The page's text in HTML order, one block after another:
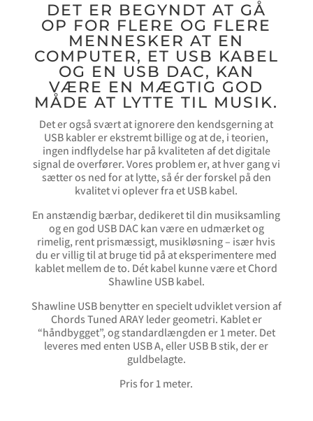
DET ER BEGYNDT AT GÅ
OP FOR FLERE OG FLERE
MENNESKER AT EN
COMPUTER, ET USB KABEL
OG EN USB DAC, KAN
VÆRE EN MÆGTIG GOD
MÅDE AT LYTTE TIL MUSIK.
Det er også svært at ignorere den kendsgerning at
USB kabler er ekstremt billige og at de, i teorien,
ingen indflydelse har på kvaliteten af det digitale
signal de overfører. Vores problem er, at hver gang vi
sætter os ned for at lytte, så ér der forskel på den
kvalitet vi oplever fra et USB kabel.
En anstændig bærbar, dedikeret til din musiksamling
og en god USB DAC kan være en udmærket og
rimelig, rent prismæssigt, musikløsning – især hvis
du er villig til at bruge tid på at eksperimentere med
kablet mellem de to. Dét kabel kunne være et Chord
Shawline USB kabel.
Shawline USB benytter en specielt udviklet version af
Chords Tuned ARAY leder geometri. Kablet er
“håndbygget”, og standardlængden er 1 meter. Det
leveres med enten USB A, eller USB B stik, der er
guldbelagte.
Pris for 1 meter.